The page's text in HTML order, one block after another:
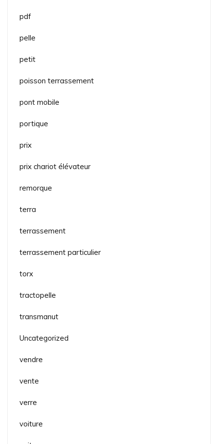
pdf
pelle
petit
poisson terrassement
pont mobile
portique
prix
prix chariot élévateur
remorque
terra
terrassement
terrassement particulier
torx
tractopelle
transmanut
Uncategorized
vendre
vente
verre
voiture